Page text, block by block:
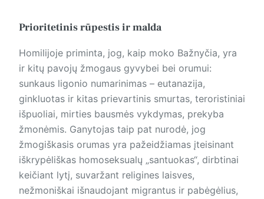
Prioritetinis rūpestis ir malda
Homilijoje priminta, jog, kaip moko Bažnyčia, yra
ir kitų pavojų žmogaus gyvybei bei orumui:
sunkaus ligonio numarinimas – eutanazija,
ginkluotas ir kitas prievartinis smurtas, teroristiniai
išpuoliai, mirties bausmės vykdymas, prekyba
žmonėmis. Ganytojas taip pat nurodė, jog
žmogiškasis orumas yra pažeidžiamas įteisinant
iškrypėliškas homoseksualų „santuokas“, dirbtinai
keičiant lytį, suvaržant religines laisves,
nežmoniškai išnaudojant migrantus ir pabėgėlius,